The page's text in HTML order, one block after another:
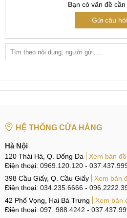
trong những tình trạng phổ biến
Đây là hiện tượng điện thoại bị
Hãy cùng MobileCity tìm hiểu chi
Dấu hiệu cần sửa nguồn
Turbo
về nguồn, MobileCity xin phép
chữa sớm cho điện thoại:
Màn hình điện thoại không
lên và thiết bị không có phản hồi
Điện thoại cắm sạc nhưng
vào nhưng phần trăm Pin tăng
Bạn có vấn đề
Gửi câu hỏi
HỆ THỐNG CỬA HÀNG
Hà Nội
120 Thái Hà, Q. Đống Đa
Xem bản đồ
Điện thoại: 0969.120.120 -
398 Cầu Giấy, Q. Cầu Giấy
Xem bản
Điện thoại: 034.235.6666 -
42 Phố Vọng, Hai Bà Trưng
Xem bản
Điện thoại: 097. 988.4242 -